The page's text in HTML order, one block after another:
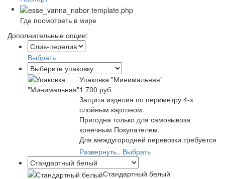
Где посмотреть в мире
Дополнительные опции:
Выбрать
Упаковка "Минимальная"
1 700 руб.
Защита изделия по периметру 4-х
слойным картоном.
Пригодна только для самовывоза
конечным Покупателем.
Для междугородней перевозки требуется
полная упаковка от транспортной
компании.
Самый экономичный вариант упаковки.
Развернуть.. Выбрать
Стандартный белый